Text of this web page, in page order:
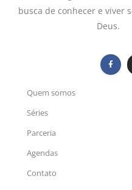
busca de conhecer e viver
Deus.
Quem somos
Séries
Parceria
Agendas
Contato